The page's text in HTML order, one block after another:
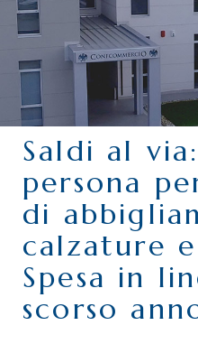
CATEGORIE
DELEGAZIONI
ATTIVITÀ STORICHE
PERIODICO
PERCHÉ ASSOCIARSI?
DOVE SIAMO
CONTATTI
Saldi al
persona
di
calzature
Spesa in
scorso